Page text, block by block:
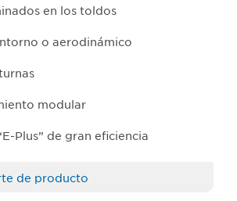
en los toldos
o aerodinámico
modular
Plus” de gran eficiencia
de producto